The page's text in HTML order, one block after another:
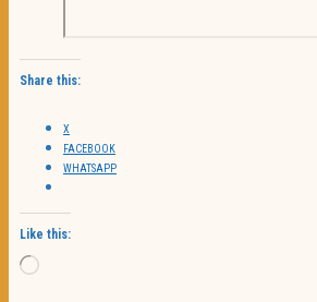
Share this:
X
FACEBOOK
WHATSAPP
Like this:
Loading…